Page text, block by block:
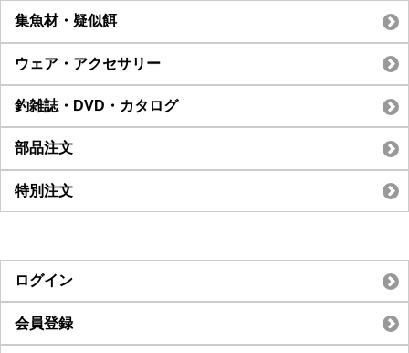
集魚材・疑似餌
ウェア・アクセサリー
釣雑誌・DVD・カタログ
部品注文
特別注文
ログイン
会員登録